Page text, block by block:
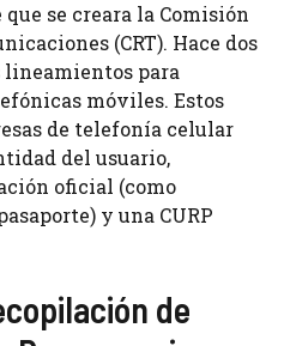
se creara la Comisión
(CRT). Hace dos
lineamientos para
móviles. Estos
de telefonía celular
del usuario,
oficial (como
y una CURP
de